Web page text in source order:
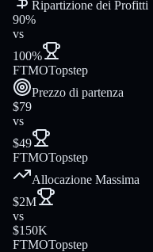
Ripartizione dei Profitti
90%
vs
100%
FTMOTopstep
Prezzo di partenza
$79
vs
$49
FTMOTopstep
Allocazione Massima
$2M
vs
$150K
FTMOTopstep